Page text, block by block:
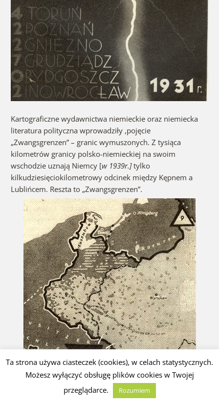
kilometrów granicy polsko-niemieckiej na swoim
wschodzie uznają Niemcy [w 1939r.] tylko
kilkudziesięciokilometrowy odcinek między Kępnem a
Lublińcem. Reszta to „Zwangsgrenzen”.
SPÓR O GRANICĘ autor: Wacław Boratyński, poległ w
1939r.
Ta strona używa ciasteczek (cookies), w celach statystycznych.
Możesz wyłączyć obsługę plików cookies w Twojej
przeglądarce.
Rozumiem